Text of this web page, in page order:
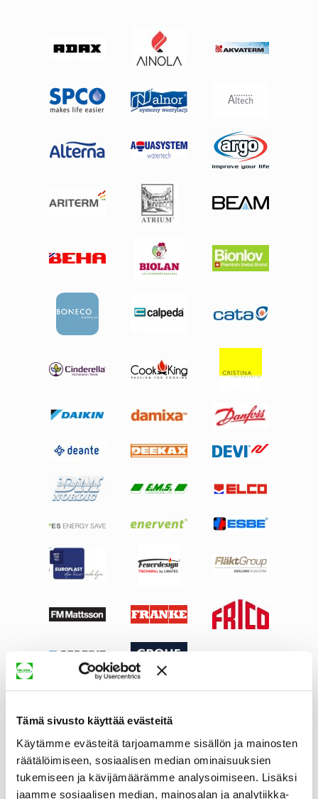
Tämä sivusto käyttää evästeitä
Käytämme evästeitä tarjoamamme sisällön ja mainosten
räätälöimiseen, sosiaalisen median ominaisuuksien
tukemiseen ja kävijämäärämme analysoimiseen. Lisäksi
jaamme sosiaalisen median, mainosalan ja analytiikka-